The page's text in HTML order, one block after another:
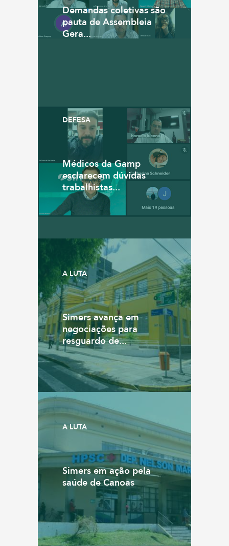
Demandas coletivas são
pauta de Assembleia
Gera...
DEFESA
Médicos da Gamp
esclarecem dúvidas
trabalhistas...
A LUTA
Simers avança em
negociações para
resguardo de...
A LUTA
Simers em ação pela
saúde de Canoas